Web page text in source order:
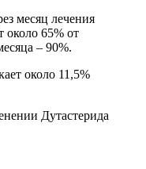
месяц лечения
около 65% от
– 90%.
около 11,5%